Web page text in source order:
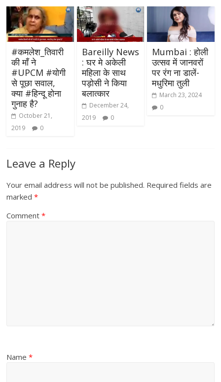
#कमलेश_तिवारी
की माँ ने
#UPCM #योगी
से पूछा सवाल,
क्या #हिन्दू होना
गुनाह है?
October 21,
2019
0
Bareilly News
: घर मे अकेली
महिला के साथ
पड़ोसी ने किया
बलात्कार
December 24,
2019
0
Mumbai : होली
उत्सव में जानवरों
पर रंग ना डालें-
मधुरिमा तुली
March 23, 2024
0
Leave a Reply
Your email address will not be published. Required fields are
marked*
Comment*
Name*